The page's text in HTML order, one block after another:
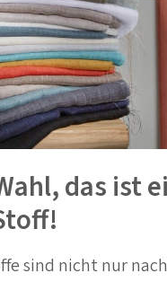
das ist
sind nicht nur